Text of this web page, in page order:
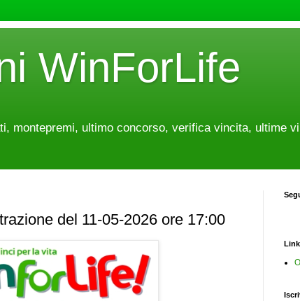
WinForLife
montepremi, ultimo concorso, verifica vincita, ultime
del 11-05-2026 ore 17:00